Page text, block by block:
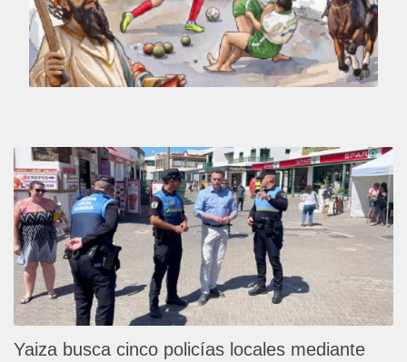
Yaiza busca cinco policías locales mediante